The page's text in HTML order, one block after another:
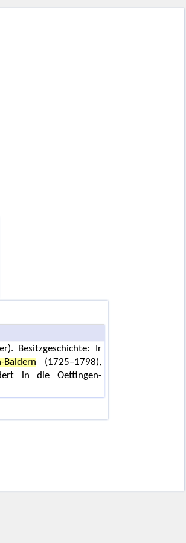
Besitzgeschichte: Ir
(1725–1798),
in die Oettingen-